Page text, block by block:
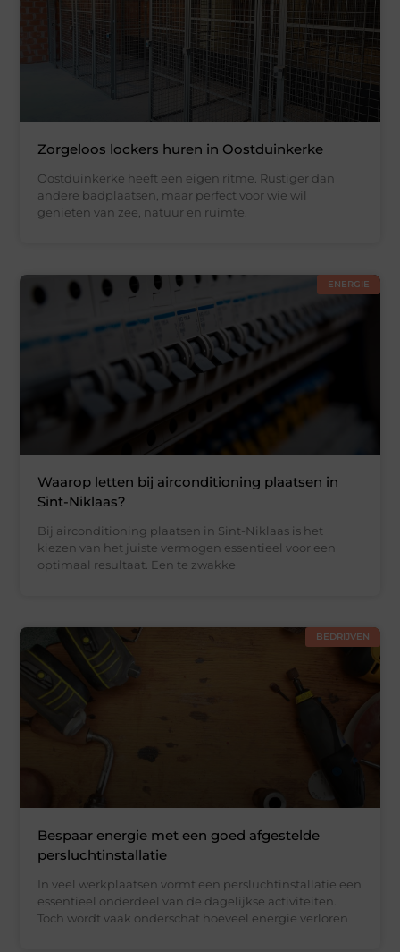
Zorgeloos lockers huren in Oostduinkerke
Oostduinkerke heeft een eigen ritme. Rustiger dan
andere badplaatsen, maar perfect voor wie wil
genieten van zee, natuur en ruimte.
ENERGIE
Waarop letten bij airconditioning plaatsen in
Sint-Niklaas?
Bij airconditioning plaatsen in Sint-Niklaas is het
kiezen van het juiste vermogen essentieel voor een
optimaal resultaat. Een te zwakke
BEDRIJVEN
Bespaar energie met een goed afgestelde
persluchtinstallatie
In veel werkplaatsen vormt een persluchtinstallatie een
essentieel onderdeel van de dagelijkse activiteiten.
Toch wordt vaak onderschat hoeveel energie verloren